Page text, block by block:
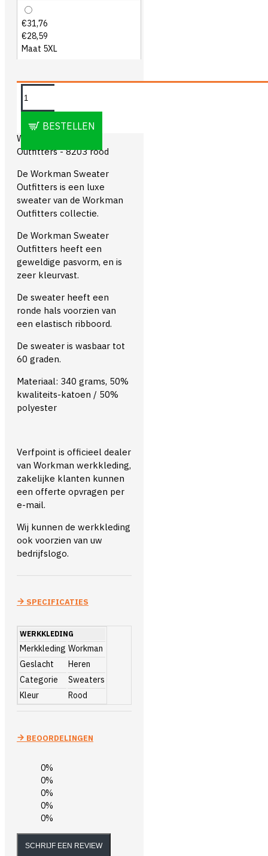
€31,76
€28,59
Maat 5XL
BESTELLEN
OMSCHRIJVING
Workman Sweater
Outfitters - 8203 rood
De Workman Sweater
Outfitters is een luxe
sweater van de Workman
Outfitters collectie.
De Workman Sweater
Outfitters heeft een
geweldige pasvorm, en is
zeer kleurvast.
De sweater heeft een
ronde hals voorzien van
een elastisch ribboord.
De sweater is wasbaar tot
60 graden.
Materiaal: 340 grams, 50%
kwaliteits-katoen / 50%
polyester
Verfpoint is officieel dealer
van Workman werkkleding,
zakelijke klanten kunnen
een offerte opvragen per
e-mail.
Wij kunnen de werkkleding
ook voorzien van uw
bedrijfslogo.
SPECIFICATIES
WERKKLEDING
Merkkleding Workman
Geslacht
Heren
Categorie
Sweaters
Kleur
Rood
BEOORDELINGEN
0%
0%
0%
0%
0%
SCHRIJF EEN REVIEW